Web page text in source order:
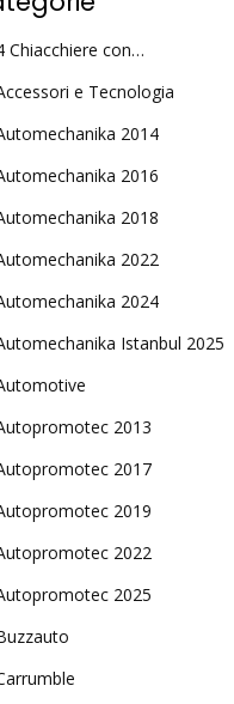
Chiacchiere con…
e Tecnologia
2014
2016
2018
2022
2024
Istanbul 2025
2013
2017
2019
2022
2025